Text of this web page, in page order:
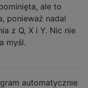
ale to
ponieważ nadal
z Q, X i Y. Nic nie
myśl.
automatycznie